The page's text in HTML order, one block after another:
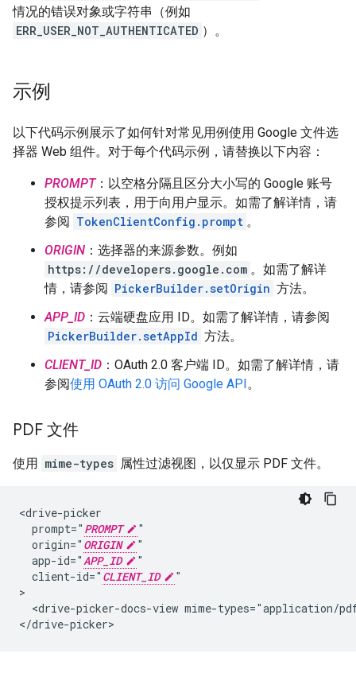
情况的错误对象或字符串（例如
ERR_USER_NOT_AUTHENTICATED ）。
示例
以下代码示例展示了如何针对常见用例使用 Google 文件选
择器 Web 组件。对于每个代码示例，请替换以下内容：
PROMPT：以空格分隔且区分大小写的 Google 账号
授权提示列表，用于向用户显示。如需了解详情，请
参阅 TokenClientConfig.prompt 。
ORIGIN ：选择器的来源参数。例如
https://developers.google.com 。如需了解详
情，请参阅 PickerBuilder.setOrigin 方法。
APP_ID ：云端硬盘应用 ID。如需了解详情，请参阅
PickerBuilder.setAppId 方法。
CLIENT_ID ：OAuth 2.0 客户端 ID。如需了解详情，请
参阅使用 OAuth 2.0 访问 Google API。
PDF 文件
使用 mime-types 属性过滤视图，以仅显示 PDF 文件。
<drive-picker
  prompt="
PROMPT
"
  origin="
ORIGIN
"
  app-id="
APP_ID
"
  client-id="
CLIENT_ID
"
>
<drive-picker-docs-view mime-types="application/